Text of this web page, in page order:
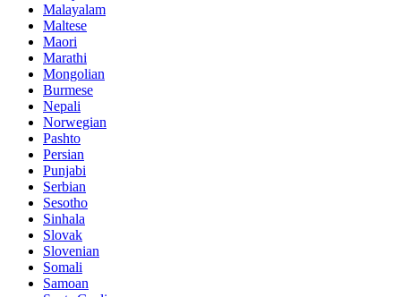
Malayalam
Maltese
Maori
Marathi
Mongolian
Burmese
Nepali
Norwegian
Pashto
Persian
Punjabi
Serbian
Sesotho
Sinhala
Slovak
Slovenian
Somali
Samoan